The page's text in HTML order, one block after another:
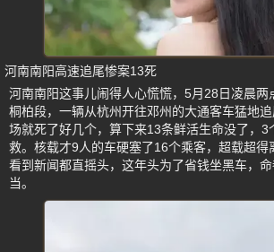
河南南阳高速追尾惨案13死
河南南阳这事儿闹得人心慌慌，5月28日凌晨两
桐柏段，一辆从杭州开往邓州的大通客车猛地
场就死了好几个，算下来13条鲜活生命没了，3
救。核载才9人的车硬塞了16个乘客，超载超得
看到新闻都直摇头，这年头为了省钱坐黑车，
当。